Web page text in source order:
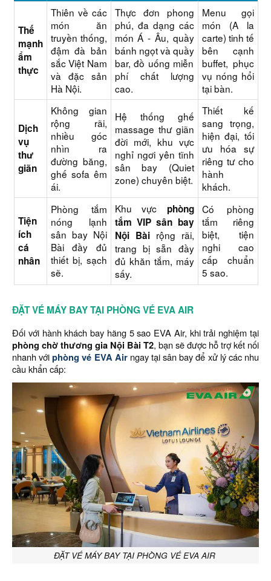
Thế
mạnh
ẩm
thực
Thiên về các
món ăn
truyền thống,
đậm đà bản
sắc Việt Nam
và đặc sản
Hà Nội.
Thực đơn phong
phú, đa dạng các
món Á - Âu, quầy
bánh ngọt và quầy
bar, đồ uống miễn
phí chất lượng
cao.
Menu gọi
món (A la
carte) tinh tế
bên cạnh
buffet, phục
vụ nóng hổi
tại bàn.
Dịch
vụ
thư
giãn
Không gian
rộng rãi,
nhiều góc
nhìn ra
đường băng,
ghế sofa êm
ái.
Hệ thống ghế
massage thư giãn
đời mới, khu vực
nghỉ ngơi yên tĩnh
sân bay (Quiet
zone) chuyên biệt.
Thiết kế
sang trọng,
hiện đại, tối
ưu hóa sự
riêng tư cho
hành
khách.
Tiện
ích
cá
nhân
Phòng tắm
nóng lạnh
sân bay Nội
Bài đầy đủ
thiết bị, sạch
sẽ.
Khu vực phòng
tắm VIP sân bay
Nội Bàirộng rãi,
trang bị sẵn đầy
đủ khăn tắm, máy
sấy.
Có phòng
tắm riêng
biệt, tiện
nghi cao
cấp chuẩn
5 sao.
ĐẶT VÉ MÁY BAY TẠI PHÒNG VÉ EVA AIR
Đối với hành khách bay hãng 5 sao EVA Air, khi trải nghiệm tại
phòng chờ thương gia Nội Bài T2, bạn sẽ được hỗ trợ kết nối
nhanh vớiphòng vé EVA Airngay tại sân bay để xử lý các nhu
cầu khẩn cấp:
ĐẶT VÉ MÁY BAY TẠI PHÒNG VÉ EVA AIR